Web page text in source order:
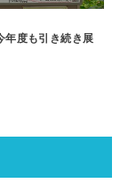
年度も引き続き展